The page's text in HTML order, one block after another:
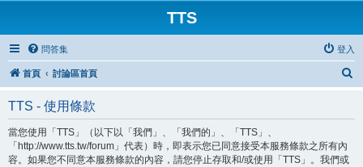
TTS
問答集 登入
首頁 討論區首頁
TTS - 使用條款
當您使用「TTS」（以下以「我們」、「我們的」、「TTS」、
「http://www.tts.tw/forum」代表）時，即表示您已同意接受本服務條款之所有內
容。如果您不同意本服務條款的內容，請您停止存取和/或使用「TTS」。我們或